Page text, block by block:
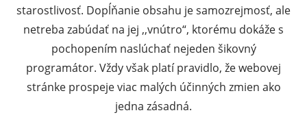
starostlivosť. Dopĺňanie obsahu je samozrejmosť, ale
netreba zabúdať na jej ,,vnútro“, ktorému dokáže s
pochopením naslúchať nejeden šikovný
programátor. Vždy však platí pravidlo, že webovej
stránke prospeje viac malých účinných zmien ako
jedna zásadná.